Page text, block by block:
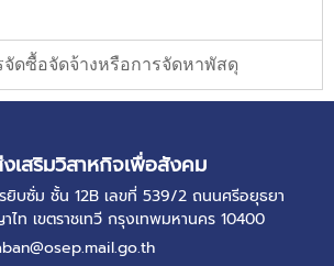
ดซื้อจัดจ้างหรือการจัดหาพัสดุ
เสริมวิสาหกิจเพื่อสังคม
ยิบซั่ม ชั้น 12B เลขที่ 539/2 ถนนศรีอยุธยา
ท เขตราชเทวี กรุงเทพมหานคร 10400